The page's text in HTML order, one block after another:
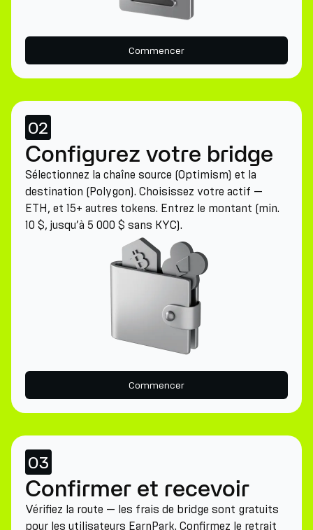
Commencer
02
Configurez votre bridge
Sélectionnez la chaîne source (Optimism) et la
destination (Polygon). Choisissez votre actif —
ETH, et 15+ autres tokens. Entrez le montant (min.
10 $, jusqu’à 5 000 $ sans KYC).
Commencer
03
Confirmer et recevoir
Vérifiez la route — les frais de bridge sont gratuits
pour les utilisateurs EarnPark. Confirmez le retrait